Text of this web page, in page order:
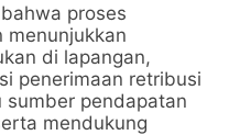
proses
di lapangan,
penerimaan retribusi
sumber pendapatan
mendukung